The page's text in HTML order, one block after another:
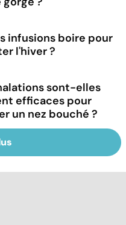
infusions boire pour
l'hiver ?
sont-elles
efficaces pour
un nez bouché ?